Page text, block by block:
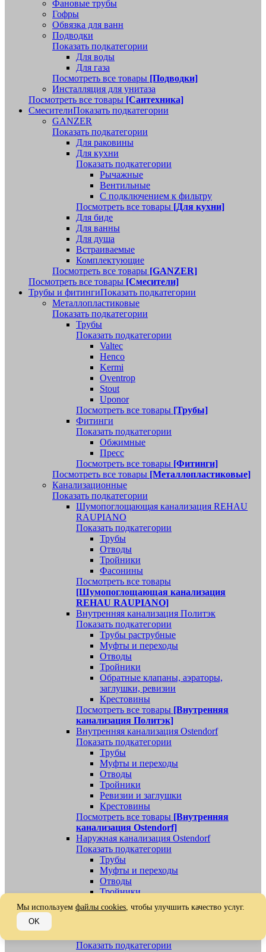
Фановые трубы
Гофры
Обвязка для ванн
Подводки
Показать подкатегории
Для воды
Для газа
Посмотреть все товары [Подводки]
Инсталляция для унитаза
Посмотреть все товары [Сантехника]
СмесителиПоказать подкатегории
GANZER
Показать подкатегории
Для раковины
Для кухни
Показать подкатегории
Рычажные
Вентильные
С подключением к фильтру
Посмотреть все товары [Для кухни]
Для биде
Для ванны
Для душа
Встраиваемые
Комплектующие
Посмотреть все товары [GANZER]
Посмотреть все товары [Смесители]
Трубы и фитингиПоказать подкатегории
Металлопластиковые
Показать подкатегории
Трубы
Показать подкатегории
Valtec
Henco
Kermi
Oventrop
Stout
Uponor
Посмотреть все товары [Трубы]
Фитинги
Показать подкатегории
Обжимные
Пресс
Посмотреть все товары [Фитинги]
Посмотреть все товары [Металлопластиковые]
Канализационные
Показать подкатегории
Шумопоглощающая канализация REHAU
RAUPIANO
Показать подкатегории
Трубы
Отводы
Тройники
Фасонины
Посмотреть все товары
[Шумопоглощающая канализация
REHAU RAUPIANO]
Внутренняя канализация Политэк
Показать подкатегории
Трубы раструбные
Муфты и переходы
Отводы
Тройники
Обратные клапаны, аэраторы,
заглушки, ревизии
Крестовины
Посмотреть все товары [Внутренняя
канализация Политэк]
Внутренняя канализация Ostendorf
Показать подкатегории
Трубы
Муфты и переходы
Отводы
Тройники
Ревизии и заглушки
Крестовины
Посмотреть все товары [Внутренняя
канализация Ostendorf]
Наружная канализация Ostendorf
Показать подкатегории
Трубы
Муфты и переходы
Отводы
Тройники
Ревизии, заглушки, обратные клапаны
Посмотреть все товары[Наружная
Показать подкатегории
Мы используем файлы cookies, чтобы улучшить качество услуг.
OK